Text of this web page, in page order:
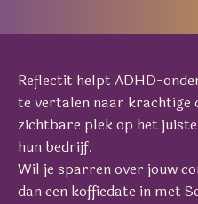
Reflectit helpt ADHD-
te vertalen naar krachtige
zichtbare plek op het
hun bedrijf.
Wil je sparren over jouw
dan een koffiedate in met